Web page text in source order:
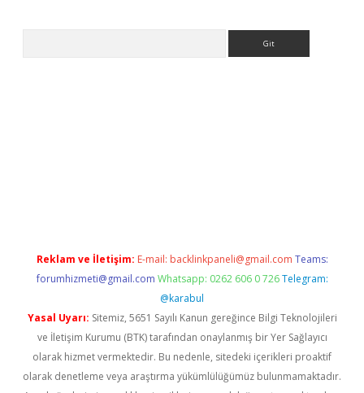
Reklam ve İletişim: E-mail: backlinkpaneli@gmail.com Teams:
forumhizmeti@gmail.com Whatsapp: 0262 606 0 726 Telegram:
@karabul
Yasal Uyarı: Sitemiz, 5651 Sayılı Kanun gereğince Bilgi Teknolojileri
ve İletişim Kurumu (BTK) tarafından onaylanmış bir Yer Sağlayıcı
olarak hizmet vermektedir. Bu nedenle, sitedeki içerikleri proaktif
olarak denetleme veya araştırma yükümlülüğümüz bulunmamaktadır.